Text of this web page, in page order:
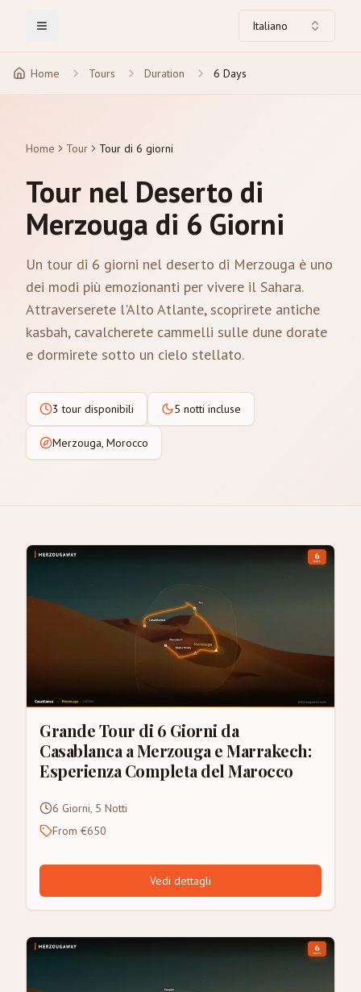
Toggle Menu Italiano
Home Tours Duration 6 Days
Home Tour Tour di 6 giorni
Tour nel Deserto di
Merzouga di 6 Giorni
Un tour di 6 giorni nel deserto di Merzouga è uno
dei modi più emozionanti per vivere il Sahara.
Attraverserete l'Alto Atlante, scoprirete antiche
kasbah, cavalcherete cammelli sulle dune dorate
e dormirete sotto un cielo stellato.
3 tour disponibili 5 notti incluse
Merzouga, Morocco
Grande Tour di 6 Giorni da
Casablanca a Merzouga e Marrakech:
Esperienza Completa del Marocco
6 Giorni, 5 Notti
From €650
Vedi dettagli